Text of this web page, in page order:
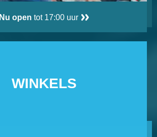
Nu open tot 17:00 uur
WINKELS